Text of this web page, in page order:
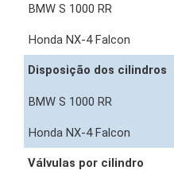
Disposição dos cilindros
Válvulas por cilindro